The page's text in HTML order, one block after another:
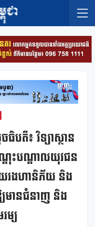
ចធិបតី៖ វិទ្យាស្ថាន
ដុះបណ្ដាលយុវជន
យរងហានិភ័យ និង
មានជំនាញ និង
យ